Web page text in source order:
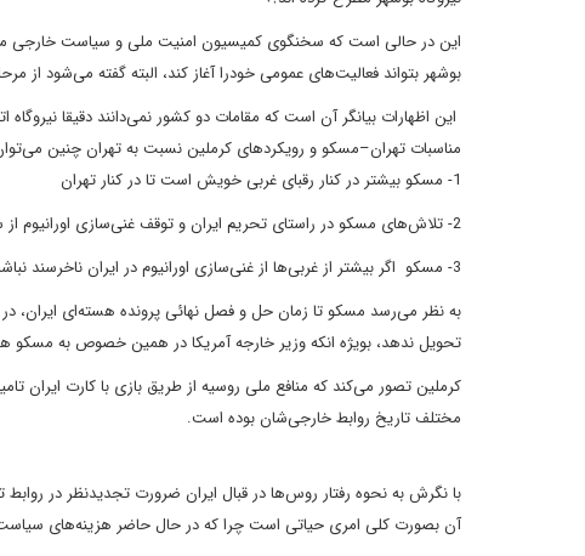
این در حالی است که سخنگوی کمیسیون امنیت ملیو سیاست خارجی
بوشهر بتواند فعالیت‌های عمومی خودرا آغاز کند، البته گفته می‌شود از
این اظهارات بیانگر آن است که مقامات دو کشور نمی‌دانند دقیقا نیروگاه
مناسبات تهران–مسکو و رویکردهای کرملین نسبت به تهران چنین
1- مسکو بیشتر در کنار رقبای غربی خویش است تا در کنار تهران
2- تلاش‌های مسکو در راستای تحریم ایران و توقف غنی‌سازی اورانیوم از سوی تهران بیشتر از تلاش‌هایش در راستای تکمیل و راه‌اندازی نیروگاه اتمی بوشهر است
3- مسکو اگر بیشتر از غربی‌ها از غنی‌سازی اورانیوم در ایران ناخرسند نباشد
به نظر می‌رسد مسکو تا زمان حل و فصل نهائی پرونده هسته‌ای ایران،
تحویلندهد، بویژه انکه وزیر خارجه آمریکا در همین خصوص به
کرملین تصور می‌کند که منافع ملی روسیه از طریق بازی با کارت ایران
مختلف تاریخ روابط خارجی‌شان بوده است.
با نگرش به نحوه رفتار روس‌ها در قبال ایران ضرورت تجدیدنظر در روابط
آن بصورت کلی امری حیاتی است چرا که در حال حاضر هزینه‌های سیاست